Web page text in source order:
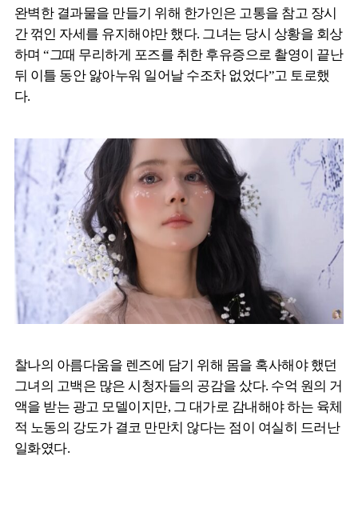
완벽한 결과물을 만들기 위해 한가인은 고통을 참고 장시
간 꺾인 자세를 유지해야만 했다. 그녀는 당시 상황을 회상
하며 “그때 무리하게 포즈를 취한 후유증으로 촬영이 끝난
뒤 이틀 동안 앓아누워 일어날 수조차 없었다”고 토로했
다.
찰나의 아름다움을 렌즈에 담기 위해 몸을 혹사해야 했던
그녀의 고백은 많은 시청자들의 공감을 샀다. 수억 원의 거
액을 받는 광고 모델이지만, 그 대가로 감내해야 하는 육체
적 노동의 강도가 결코 만만치 않다는 점이 여실히 드러난
일화였다.